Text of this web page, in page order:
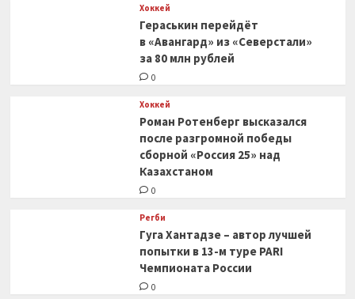
Хоккей
Гераськин перейдёт
в «Авангард» из «Северстали»
за 80 млн рублей
0
Хоккей
Роман Ротенберг высказался
после разгромной победы
сборной «Россия 25» над
Казахстаном
0
Регби
Гуга Хантадзе – автор лучшей
попытки в 13-м туре PARI
Чемпионата России
0